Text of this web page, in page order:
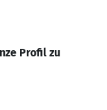
Profil zu